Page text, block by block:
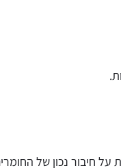
חיבור נכון של